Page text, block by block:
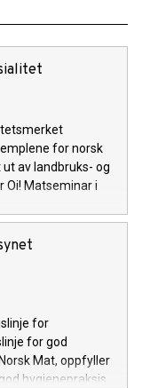
for norsk
av landbruks- og
Oi! Matseminar i
for
for god
Mat, oppfyller
hygienepraksis.